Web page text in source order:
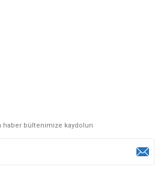
bültenimize kaydolun